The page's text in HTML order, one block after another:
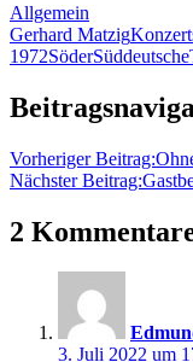
Allgemein
Gerhard Matzig
1972SöderSüddeutsche
Vorheriger Beitrag:
Nächster Beitrag:
2
3. Juli 2022 um